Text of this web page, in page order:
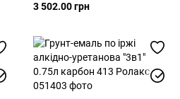
3 502.00 грн